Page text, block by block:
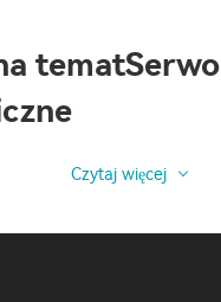
tematSerwo
Czytaj więcej